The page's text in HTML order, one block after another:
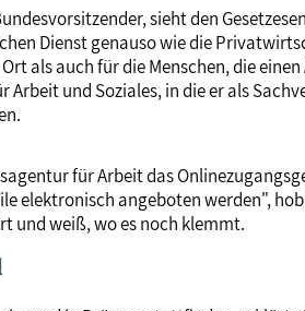
sieht den
Dienst genauso wie die
als auch für die Menschen, die
Arbeit und Soziales, in die er als
für Arbeit das
elektronisch angeboten werden",
und weiß, wo es noch klemmt.